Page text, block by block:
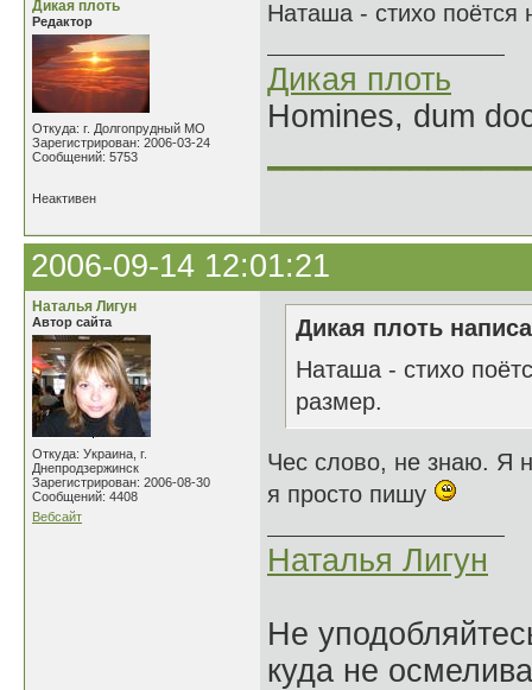
Дикая плоть
Редактор
Откуда: г. Долгопрудный МО
Зарегистрирован: 2006-03-24
Сообщений: 5753
Наташа - стихо
Дикая плоть
Homines, dum
Неактивен
2006-09-14 12:01:21
Наталья Лигун
Автор сайта
Откуда: Украина, г.
Днепродзержинск
Зарегистрирован: 2006-08-30
Сообщений: 4408
Вебсайт
Дикая плоть
Наташа - стихо
размер.
Чес слово, не знаю. Я
я просто пишу
Наталья Лигун
Не
куда не